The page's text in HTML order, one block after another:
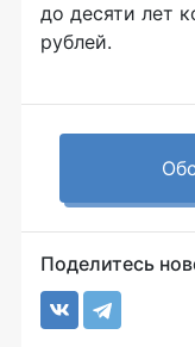
до десяти лет
рублей.
Поделитесь